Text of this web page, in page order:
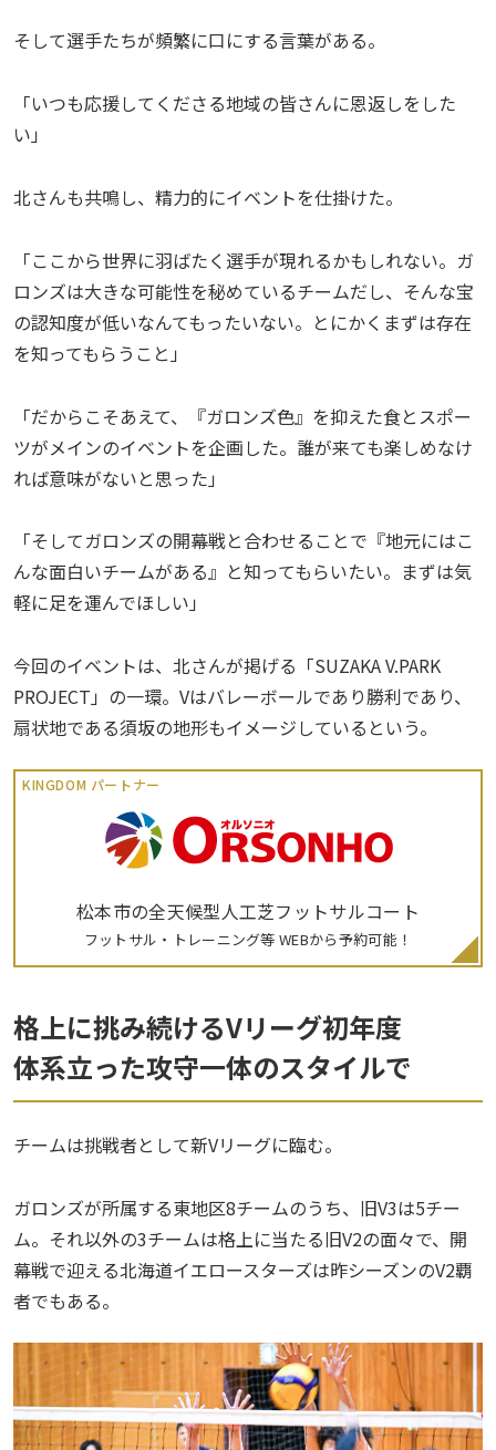
そして選手たちが頻繁に口にする言葉がある。
「いつも応援してくださる地域の皆さんに恩返しをした
い」
北さんも共鳴し、精力的にイベントを仕掛けた。
「ここから世界に羽ばたく選手が現れるかもしれない。ガ
ロンズは大きな可能性を秘めているチームだし、そんな宝
の認知度が低いなんてもったいない。とにかくまずは存在
を知ってもらうこと」
「だからこそあえて、『ガロンズ色』を抑えた食とスポー
ツがメインのイベントを企画した。誰が来ても楽しめなけ
れば意味がないと思った」
「そしてガロンズの開幕戦と合わせることで『地元にはこ
んな面白いチームがある』と知ってもらいたい。まずは気
軽に足を運んでほしい」
今回のイベントは、北さんが掲げる「SUZAKA V.PARK
PROJECT」の一環。Vはバレーボールであり勝利であり、
扇状地である須坂の地形もイメージしているという。
KINGDOM パートナー
松本市の全天候型人工芝フットサルコート
フットサル・トレーニング等 WEBから予約可能！
格上に挑み続けるVリーグ初年度
体系立った攻守一体のスタイルで
チームは挑戦者として新Vリーグに臨む。
ガロンズが所属する東地区8チームのうち、旧V3は5チー
ム。それ以外の3チームは格上に当たる旧V2の面々で、開
幕戦で迎える北海道イエロースターズは昨シーズンのV2覇
者でもある。